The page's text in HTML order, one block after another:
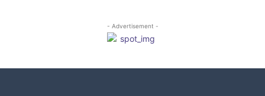
- Advertisement -